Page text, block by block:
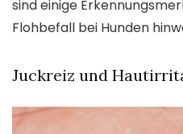
sind einige
Flohbefall bei Hunden
Juckreiz und